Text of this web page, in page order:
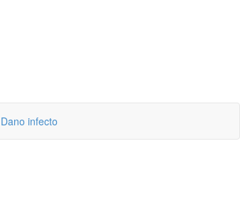
Dano infecto